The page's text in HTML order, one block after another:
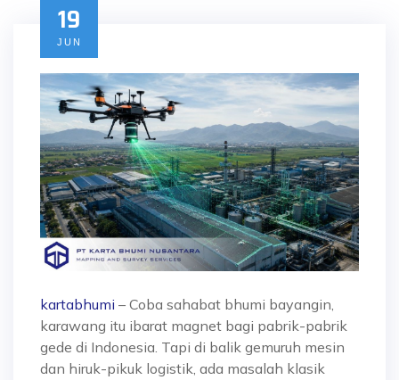
19
JUN
kartabhumi – Coba sahabat bhumi bayangin,
karawang itu ibarat magnet bagi pabrik-pabrik
gede di Indonesia. Tapi di balik gemuruh mesin
dan hiruk-pikuk logistik, ada masalah klasik